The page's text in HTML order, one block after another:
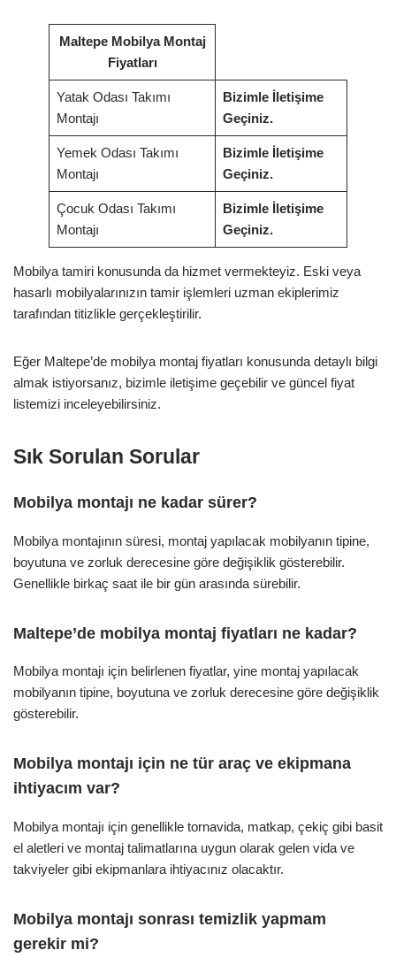
Maltepe Mobilya Montaj
Fiyatları
Yatak Odası Takımı
Montajı
Bizimle İletişime
Geçiniz.
Yemek Odası Takımı
Montajı
Bizimle İletişime
Geçiniz.
Çocuk Odası Takımı
Montajı
Bizimle İletişime
Geçiniz.
Mobilya tamiri konusunda da hizmet vermekteyiz. Eski veya
hasarlı mobilyalarınızın tamir işlemleri uzman ekiplerimiz
tarafından titizlikle gerçekleştirilir.
Eğer Maltepe’de mobilya montaj fiyatları konusunda detaylı bilgi
almak istiyorsanız, bizimle iletişime geçebilir ve güncel fiyat
listemizi inceleyebilirsiniz.
Sık Sorulan Sorular
Mobilya montajı ne kadar sürer?
Mobilya montajının süresi, montaj yapılacak mobilyanın tipine,
boyutuna ve zorluk derecesine göre değişiklik gösterebilir.
Genellikle birkaç saat ile bir gün arasında sürebilir.
Maltepe’de mobilya montaj fiyatları ne kadar?
Mobilya montajı için belirlenen fiyatlar, yine montaj yapılacak
mobilyanın tipine, boyutuna ve zorluk derecesine göre değişiklik
gösterebilir.
Mobilya montajı için ne tür araç ve ekipmana
ihtiyacım var?
Mobilya montajı için genellikle tornavida, matkap, çekiç gibi basit
el aletleri ve montaj talimatlarına uygun olarak gelen vida ve
takviyeler gibi ekipmanlara ihtiyacınız olacaktır.
Mobilya montajı sonrası temizlik yapmam
gerekir mi?